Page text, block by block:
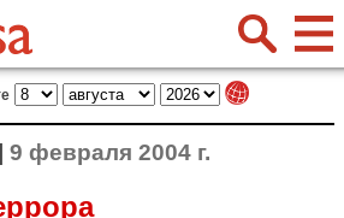
9 февраля 2004 г.